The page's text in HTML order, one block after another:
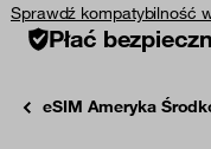
Sprawdź kompatybilność
Płać
eSIM Ameryka